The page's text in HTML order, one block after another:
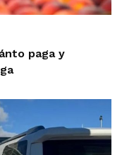
paga y